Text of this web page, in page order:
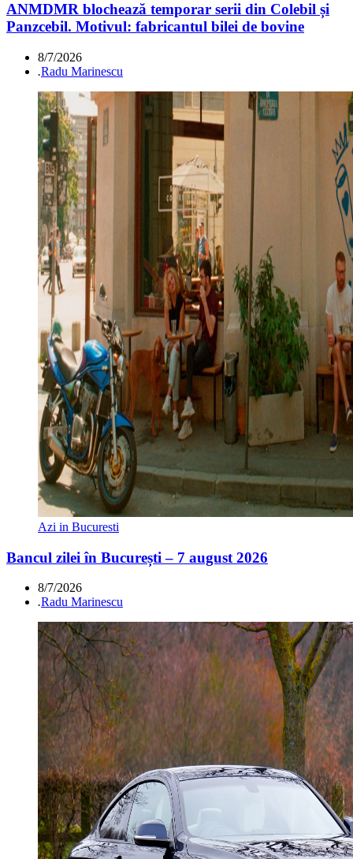
ANMDMR blochează temporar serii din Colebil și
Panzcebil. Motivul: fabricantul bilei de bovine
8/7/2026
.Radu Marinescu
Azi in Bucuresti
Bancul zilei în București – 7 august 2026
8/7/2026
.Radu Marinescu